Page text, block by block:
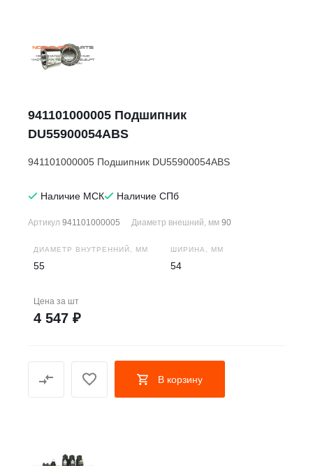
941101000005 Подшипник
DU55900054ABS
941101000005 Подшипник DU55900054ABS
Наличие МСК Наличие СПб
Артикул 941101000005 Диаметр внешний, мм 90
ДИАМЕТР ВНУТРЕННИЙ, ММ
55
ШИРИНА, ММ
54
Цена за шт
4 547 ₽
В корзину